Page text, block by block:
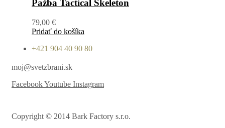
Pažba Tactical Skeleton
79,00 €
Pridať do košíka
+421 904 40 90 80
moj@svetzbrani.sk
FacebookYoutube Instagram
Copyright © 2014 Bark Factory s.r.o.